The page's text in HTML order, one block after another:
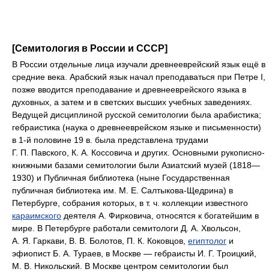
[Семитология в России и СССР]
В России отдельные лица изучали древнееврейский язык ещё в
средние века. Арабский язык начал преподаваться при Петре I,
позже вводится преподавание и древнееврейского языка в
духовных, а затем и в светских высших учебных заведениях.
Ведущей дисциплиной русской семитологии была арабистика;
гебраистика (наука о древнееврейском языке и письменности)
в 1‑й половине 19 в. была представлена трудами
Г. П. Павского, К. А. Коссовича и других. Основными рукописно-
книжными базами семитологии были Азиатский музей (1818—
1930) и Публичная библиотека (ныне Государственная
публичная библиотека им. М. Е. Салтыкова-Щедрина) в
Петербурге, собрания которых, в т. ч. коллекции известного
караимского деятеля А. Фирковича, относятся к богатейшим в
мире. В Петербурге работали семитологи Д. А. Хвольсон,
А. Я. Гаркави, В. В. Болотов, П. К. Коковцов, египтолог и
эфиопист Б. А. Тураев, в Москве — гебраисты И. Г. Троицкий,
М. В. Никольский. В Москве центром семитологии был